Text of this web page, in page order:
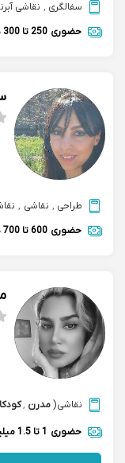
سفالگری , نقاشی
حضوری 250 تا 300 هزارتومان
طراحی , نقاشی ,
حضوری 600 تا 700 هزارتومان
نقاشی(مدرن ,
حضوری 1 تا 1.5 میلیون تومان